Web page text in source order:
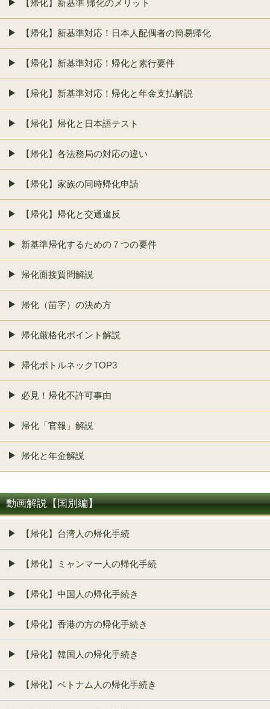
【帰化】新基準 帰化のメリット
【帰化】新基準対応！日本人配偶者の簡易帰化
【帰化】新基準対応！帰化と素行要件
【帰化】新基準対応！帰化と年金支払解説
【帰化】帰化と日本語テスト
【帰化】各法務局の対応の違い
【帰化】家族の同時帰化申請
【帰化】帰化と交通違反
新基準帰化するための７つの要件
帰化面接質問解説
帰化（苗字）の決め方
帰化厳格化ポイント解説
帰化ボトルネックTOP3
必見！帰化不許可事由
帰化「官報」解説
帰化と年金解説
動画解説【国別編】
【帰化】台湾人の帰化手続
【帰化】ミャンマー人の帰化手続
【帰化】中国人の帰化手続き
【帰化】香港の方の帰化手続き
【帰化】韓国人の帰化手続き
【帰化】ベトナム人の帰化手続き